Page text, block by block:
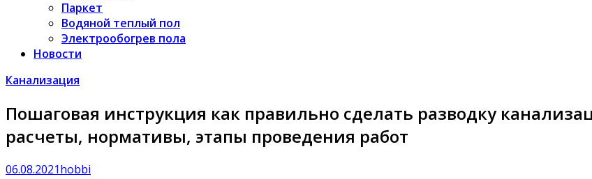
Паркет
Водяной теплый пол
Электрообогрев пола
Новости
Канализация
Пошаговая инструкция как правильно сделать разводку
расчеты, нормативы, этапы проведения работ
06.08.2021hobbi